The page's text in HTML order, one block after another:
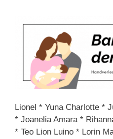
Lionel * Yuna Charlotte *
* Joanelia Amara *
* Teo Lion Luino * Lorin